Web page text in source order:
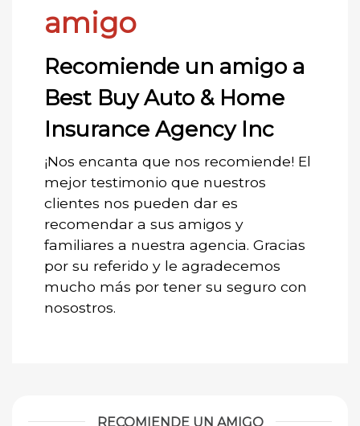
amigo
Recomiende un amigo a
Best Buy Auto & Home
Insurance Agency Inc
¡Nos encanta que nos recomiende! El
mejor testimonio que nuestros
clientes nos pueden dar es
recomendar a sus amigos y
familiares a nuestra agencia. Gracias
por su referido y le agradecemos
mucho más por tener su seguro con
nosostros.
RECOMIENDE UN AMIGO